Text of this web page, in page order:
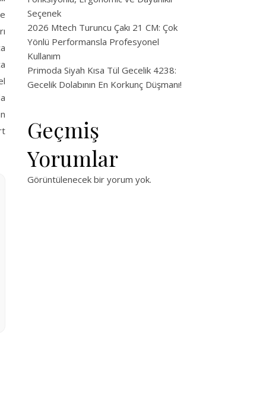
Seçenek
2026 Mtech Turuncu Çakı 21 CM: Çok
Yönlü Performansla Profesyonel
Kullanım
Primoda Siyah Kısa Tül Gecelik 4238:
Gecelik Dolabının En Korkunç Düşmanı!
Geçmiş
Yorumlar
Görüntülenecek bir yorum yok.